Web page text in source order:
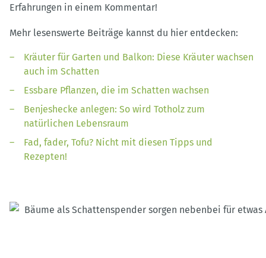
Erfahrungen in einem Kommentar!
Mehr lesenswerte Beiträge kannst du hier entdecken:
Kräuter für Garten und Balkon: Diese Kräuter wachsen
auch im Schatten
Essbare Pflanzen, die im Schatten wachsen
Benjeshecke anlegen: So wird Totholz zum
natürlichen Lebensraum
Fad, fader, Tofu? Nicht mit diesen Tipps und
Rezepten!